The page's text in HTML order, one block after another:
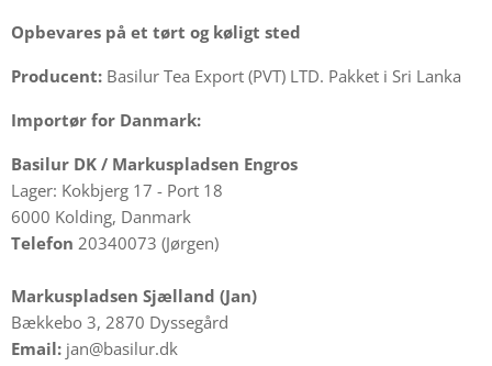
Opbevares på et tørt og køligt sted
Producent: Basilur Tea Export (PVT) LTD. Pakket i Sri Lanka
Importør for Danmark:
Basilur DK / Markuspladsen Engros
Lager: Kokbjerg 17 - Port 18
6000 Kolding, Danmark
Telefon 20340073 (Jørgen)
Markuspladsen Sjælland (Jan)
Bækkebo 3, 2870 Dyssegård
Email: jan@basilur.dk